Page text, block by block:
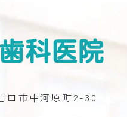
口市中河原町2-30